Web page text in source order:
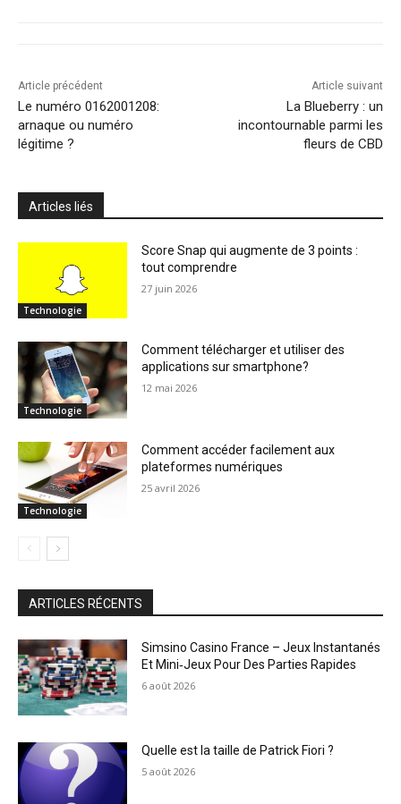
Article précédent
Le numéro 0162001208:
arnaque ou numéro
légitime ?
Article suivant
La Blueberry : un
incontournable parmi les
fleurs de CBD
Articles liés
Technologie
Score Snap qui augmente de 3 points :
tout comprendre
27 juin 2026
Technologie
Comment télécharger et utiliser des
applications sur smartphone?
12 mai 2026
Technologie
Comment accéder facilement aux
plateformes numériques
25 avril 2026
ARTICLES RÉCENTS
Simsino Casino France – Jeux Instantanés
Et Mini‑Jeux Pour Des Parties Rapides
6 août 2026
Quelle est la taille de Patrick Fiori ?
5 août 2026